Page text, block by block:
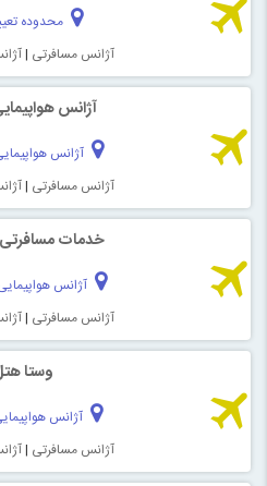
محدوده
آژانس مسافرتی |
آژانس
آژانس
آژانس مسافرتی |
خدمات
آژانس
آژانس مسافرتی |
وستا
آژانس
آژانس مسافرتی |